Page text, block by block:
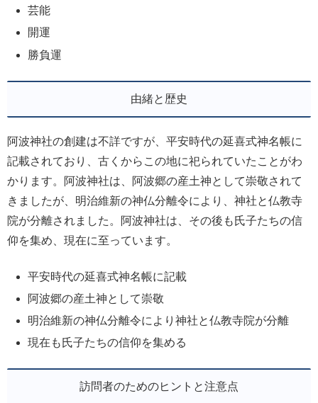
芸能
開運
勝負運
由緒と歴史
阿波神社の創建は不詳ですが、平安時代の延喜式神名帳に
記載されており、古くからこの地に祀られていたことがわ
かります。阿波神社は、阿波郷の産土神として崇敬されて
きましたが、明治維新の神仏分離令により、神社と仏教寺
院が分離されました。阿波神社は、その後も氏子たちの信
仰を集め、現在に至っています。
平安時代の延喜式神名帳に記載
阿波郷の産土神として崇敬
明治維新の神仏分離令により神社と仏教寺院が分離
現在も氏子たちの信仰を集める
訪問者のためのヒントと注意点